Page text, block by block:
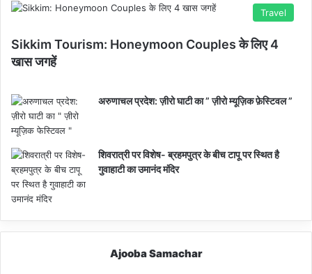
Travel
Sikkim Tourism: Honeymoon Couples के लिए 4
खास जगहें
अरुणाचल प्रदेश: ज़ीरो घाटी का ” ज़ीरो म्यूज़िक फ़ेस्टिवल ”
शिवरात्री पर विशेष- ब्रहमपुत्र के बीच टापू पर स्थित है
गुवाहाटी का उमानंद मंदिर
Ajooba Samachar